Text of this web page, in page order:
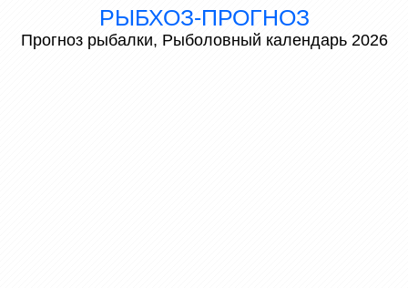
РЫБХОЗ-ПРОГНОЗ
Прогноз рыбалки, Рыболовный календарь 2026